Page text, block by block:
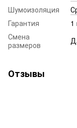
Шумоизоляция
Гарантия
1
Смена
размеров
Отзывы